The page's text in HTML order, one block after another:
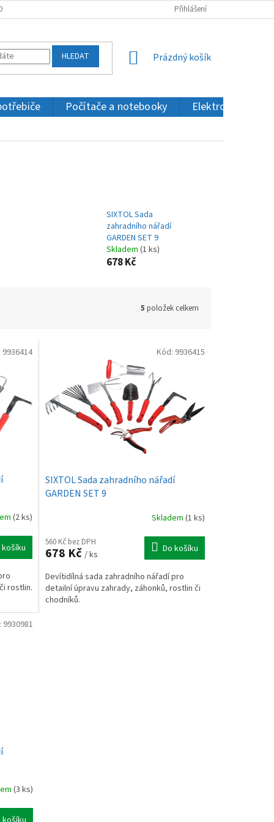
ÚDAJŮ Přihlášení
HLEDAT
NÁKUPNÍ
Prázdný košík
Počítače a notebooky Elektronika a IT
SIXTOL Sada
zahradního nářadí
GARDEN SET 9
Skladem (1 ks)
678 Kč
5 položek celkem
(2 ks)
košíku
rostlin.
9936414
SIXTOL Sada zahradního nářadí
GARDEN SET 9
Skladem (1 ks)
560 Kč bez DPH
678 Kč / ks Do košíku
Devítidílná sada zahradního nářadí pro
detailní úpravu zahrady, záhonků, rostlin či
chodníků.
Kód: 9936415
(3 ks)
9930981